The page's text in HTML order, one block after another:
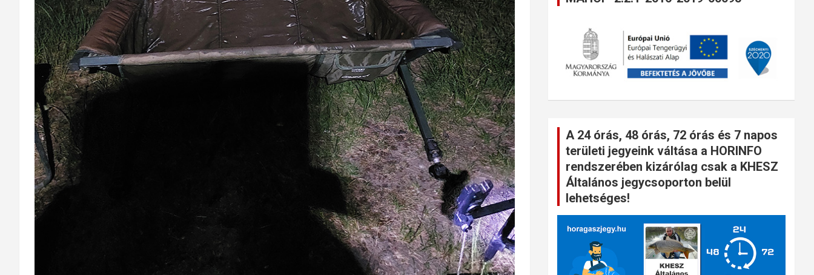
A 24 órás, 48 órás, 72 órás és 7 napos
területi jegyeink váltása a HORINFO
rendszerében kizárólag csak a KHESZ
Általános jegycsoporton belül
lehetséges!